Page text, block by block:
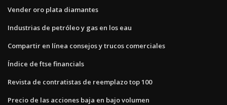
Vender oro plata diamantes
Industrias de petróleo y gas en los eau
Compartir en línea consejos y trucos comerciales
Índice de ftse financials
Revista de contratistas de reemplazo top 100
Precio de las acciones baja en bajo volumen